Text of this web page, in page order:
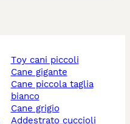
toy cani piccoli
cane gigante
cane piccola taglia
bianco
cane grigio
addestrato cuccioli